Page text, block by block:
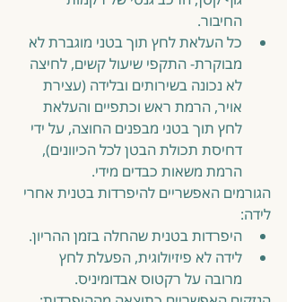
החיבור.
כל העלאת לחץ תוך בטני מוגברת לא
מבוקרת- התקפי שיעול קשים, לחיצה
לא נכונה בשירותים ובלידה (עצירת
אויר, הרמת ראש וכתפיים והעלאת
לחץ תוך בטני מבפנים החוצה, על ידי
דחיסת תכולת הבטן לכל הכיוונים),
הרמת משאות כבדים מידי.
הגורמים האפשריים להיפרדות בטנית אחרי
לידה:
היפרדות בטנית שהחלה בזמן ההריון.
לידה לא פיזיולוגית, הפעלת לחץ
מרובה על רקטוס אבדומיניס.